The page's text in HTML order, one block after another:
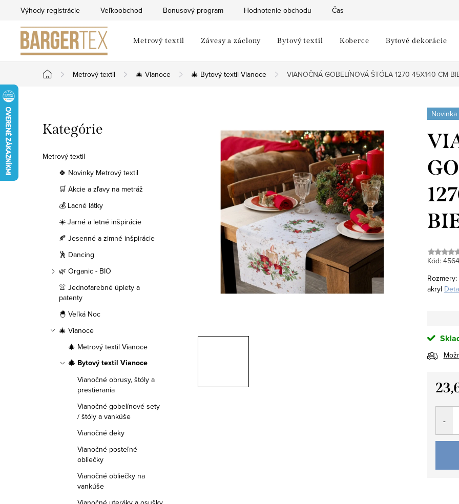
obsah
Výhody registrácie Veľkoobchod Bonusový program Hodnotenie obchodu Často kladené otázky
Metrový textil Závesy a záclony Bytový textil Koberce Bytové dekorácie
Domov
Metrový textil 🎄 Vianoce 🎄 Bytový textil Vianoce VIANOČNÁ GOBELÍNOVÁ ŠTÓLA 1270 45X140 CM
o
č
Preskočiť
kategórie
Kategórie
Metrový textil
🍀 Novinky Metrový textil
🛒 Akcie a zľavy na metráž
💰 Lacné látky
☀️ Jarné a letné inšpirácie
🍂 Jesenné a zimné inšpirácie
🕺 Dancing
🌿 Organic - BIO
👚 Jednofarebné úplety a
patenty
🐣 Veľká Noc
🎄 Vianoce
🎄 Metrový textil Vianoce
🎄 Bytový textil Vianoce
Vianočné obrusy, štóly a
prestierania
Vianočné gobelínové sety
/ štóly a vankúše
Vianočné deky
Vianočné posteľné
obliečky
Vianočné obliečky na
vankúše
Novinka
Kód:
akryl